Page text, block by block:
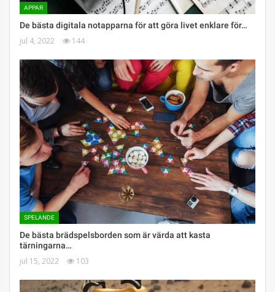
APPAR
De bästa digitala notapparna för att göra livet enklare för…
jul 4, 2022 144
SPELANDE
De bästa brädspelsborden som är värda att kasta
tärningarna…
jul 15, 2022 103